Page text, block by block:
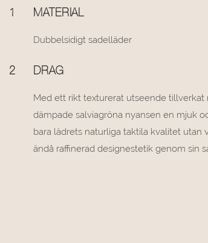
1 MATERIAL
Dubbelsidigt sadelläder
2 DRAG
Med ett rikt texturerat utseende tillverkat
dämpade salviagröna nyansen en mjuk
bara lädrets naturliga taktila kvalitet utan
ändå raffinerad designestetik genom sin